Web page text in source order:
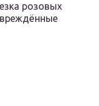
розовых